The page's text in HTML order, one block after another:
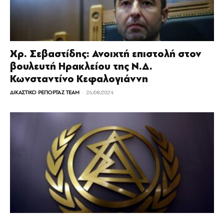
Χρ. Σεβαστίδης: Ανοιχτή επιστολή στον
βουλευτή Ηρακλείου της Ν.Δ.
Κωνσταντίνο Κεφαλογιάννη
ΔΙΚΑΣΤΙΚΟ ΡΕΠΟΡΤΑΖ TEAM - 26/08/2024